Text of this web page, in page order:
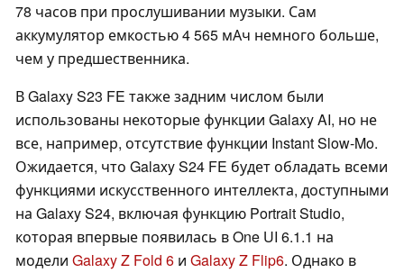
78 часов при прослушивании музыки. Сам
аккумулятор емкостью 4 565 мАч немного больше,
чем у предшественника.
В Galaxy S23 FE также задним числом были
использованы некоторые функции Galaxy AI, но не
все, например, отсутствие функции Instant Slow-Mo.
Ожидается, что Galaxy S24 FE будет обладать всеми
функциями искусственного интеллекта, доступными
на Galaxy S24, включая функцию Portrait Studio,
которая впервые появилась в One UI 6.1.1 на
модели Galaxy Z Fold 6 и Galaxy Z Flip6. Однако в